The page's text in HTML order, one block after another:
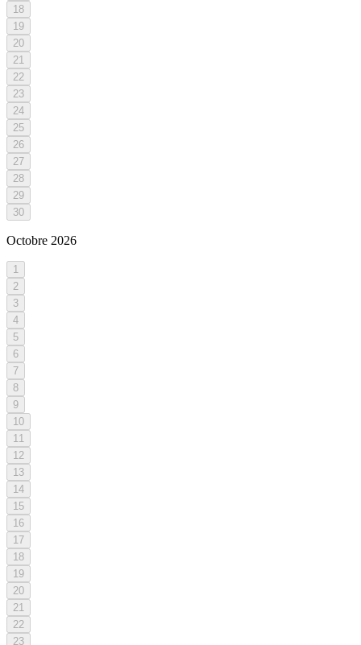
18
19
20
21
22
23
24
25
26
27
28
29
30
Octobre 2026
1
2
3
4
5
6
7
8
9
10
11
12
13
14
15
16
17
18
19
20
21
22
23